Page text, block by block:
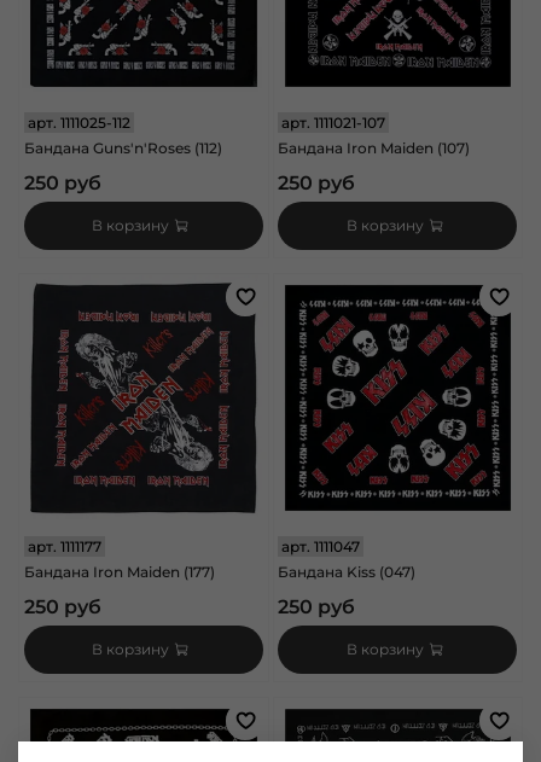
арт. 1111025-112
Бандана Guns'n'Roses (112)
250 руб
В корзину
арт.1111021-107
Бандана Iron Maiden (107)
250 руб
В корзину
арт. 1111177
Бандана Iron Maiden (177)
250 руб
В корзину
арт.1111047
Бандана Kiss (047)
250 руб
В корзину